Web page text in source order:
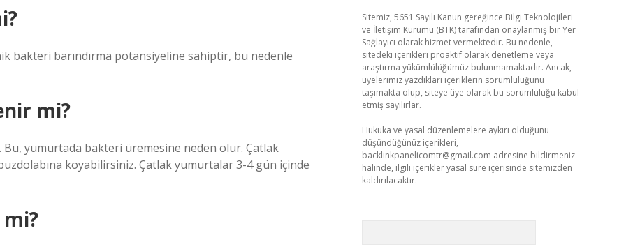
bakteri barındırma potansiyeline sahiptir, bu nedenle
mi?
Bu, yumurtada bakteri üremesine neden olur. Çatlak
koyabilirsiniz. Çatlak yumurtalar 3-4 gün içinde
Sitemiz, 5651 Sayılı Kanun gereğince Bilgi Teknolojileri
ve İletişim Kurumu (BTK) tarafından onaylanmış bir Yer
Sağlayıcı olarak hizmet vermektedir. Bu nedenle,
sitedeki içerikleri proaktif olarak denetleme veya
araştırma yükümlülüğümüz bulunmamaktadır. Ancak,
üyelerimiz yazdıkları içeriklerin sorumluluğunu
taşımakta olup, siteye üye olarak bu sorumluluğu kabul
etmiş sayılırlar.
Hukuka ve yasal düzenlemelere aykırı olduğunu
düşündüğünüz içerikleri,
backlinkpanelicomtr@gmail.com adresine bildirmeniz
halinde, ilgili içerikler yasal süre içerisinde sitemizden
kaldırılacaktır.